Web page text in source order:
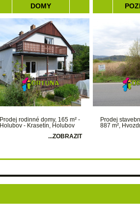
DOMY
Prodej rodinné domy, 165 m² -
Holubov - Krasetín, Holubov
...ZOBRAZIT
Prodej
887 m²,